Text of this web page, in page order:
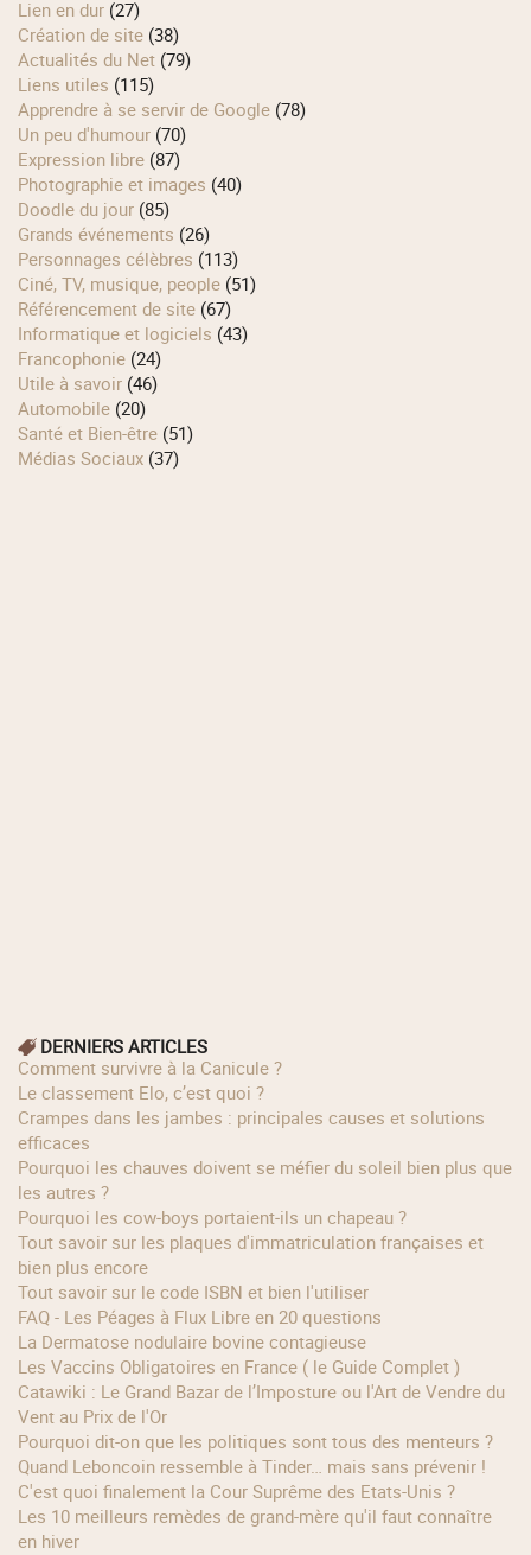
Lien en dur (27)
Création de site (38)
Actualités du Net (79)
Liens utiles (115)
Apprendre à se servir de Google (78)
Un peu d'humour (70)
Expression libre (87)
Photographie et images (40)
Doodle du jour (85)
Grands événements (26)
Personnages célèbres (113)
Ciné, TV, musique, people (51)
Référencement de site (67)
Informatique et logiciels (43)
Francophonie (24)
Utile à savoir (46)
Automobile (20)
Santé et Bien-être (51)
Médias Sociaux (37)
DERNIERS ARTICLES
Comment survivre à la Canicule ?
Le classement Elo, c’est quoi ?
Crampes dans les jambes : principales causes et solutions
efficaces
Pourquoi les chauves doivent se méfier du soleil bien plus que
les autres ?
Pourquoi les cow‑boys portaient‑ils un chapeau ?
Tout savoir sur les plaques d'immatriculation françaises et
bien plus encore
Tout savoir sur le code ISBN et bien l'utiliser
FAQ - Les Péages à Flux Libre en 20 questions
La Dermatose nodulaire bovine contagieuse
Les Vaccins Obligatoires en France ( le Guide Complet )
Catawiki : Le Grand Bazar de l’Imposture ou l'Art de Vendre du
Vent au Prix de l'Or
Pourquoi dit-on que les politiques sont tous des menteurs ?
Quand Leboncoin ressemble à Tinder… mais sans prévenir !
C'est quoi finalement la Cour Suprême des Etats-Unis ?
Les 10 meilleurs remèdes de grand-mère qu'il faut connaître
en hiver